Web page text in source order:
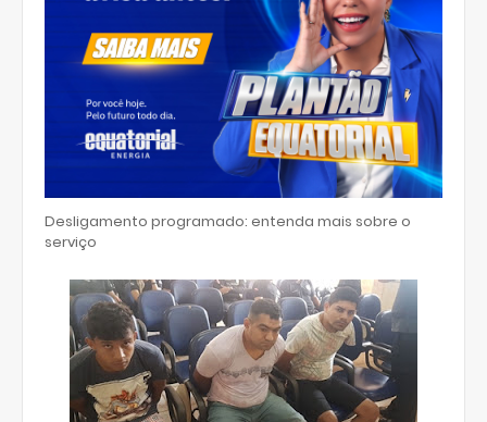
Desligamento programado: entenda mais sobre o
serviço